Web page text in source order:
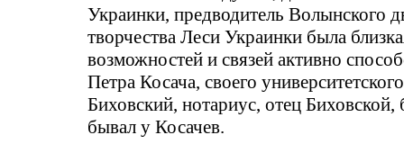
Украинки, предводитель Волынского
творчества Леси Украинки была
возможностей и связей активно
Петра Косача, своего
Биховский, нотариус, отецБиховской,
бывал уКосачев.